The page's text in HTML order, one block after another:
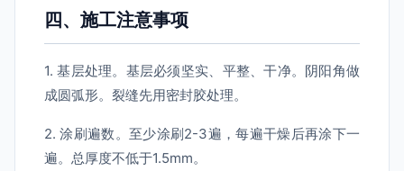
四、施工注意事项
1. 基层处理。基层必须坚实、平整、干净。阴阳角做
成圆弧形。裂缝先用密封胶处理。
2. 涂刷遍数。至少涂刷2-3遍，每遍干燥后再涂下一
遍。总厚度不低于1.5mm。